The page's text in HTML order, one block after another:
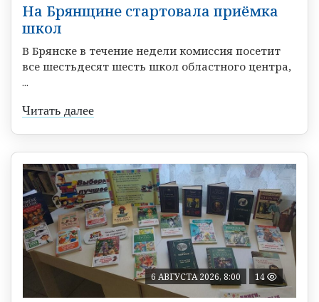
На Брянщине стартовала приёмка
школ
В Брянске в течение недели комиссия посетит
все шестьдесят шесть школ областного центра,
...
Читать далее
6 АВГУСТА 2026, 8:00 14